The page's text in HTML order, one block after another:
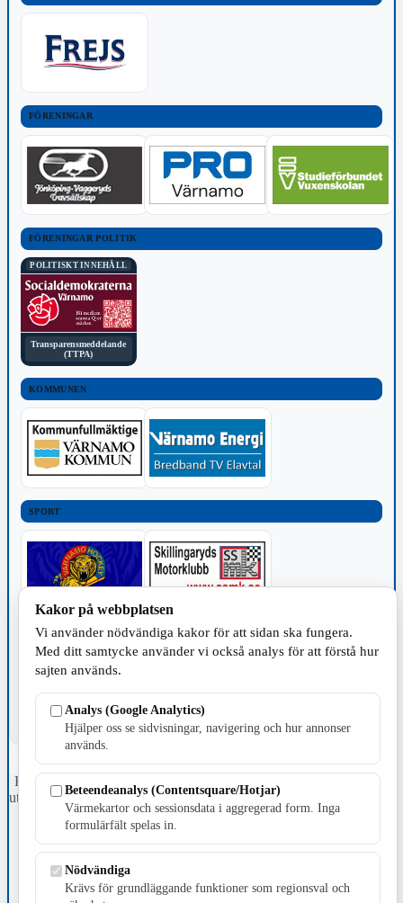
FÖRENINGAR
FÖRENINGAR POLITIK
POLITISKT INNEHÅLL
Transparensmeddelande
(TTPA)
KOMMUNEN
SPORT
TILLVERKNING
Fristående webbtidningsföretag grundat 1991 som sedan 2002 ger
ut tidningen Skillingaryd.nu och 2010 lanserades Värnamo.nu. Från
april 2026 omfattar Skillingaryd.nu tre kommuner: Gnosjö,
Värnamo och Vaggeryds kommun.
E-post: redaktionen@skillingaryd.nu
Postadress: Gisslaköp 1, 568 92 Skillingaryd
Kakor på webbplatsen
Vi använder nödvändiga kakor för att sidan ska fungera.
Med ditt samtycke använder vi också analys för att förstå hur
sajten används.
Analys (Google Analytics)
Hjälper oss se sidvisningar, navigering och hur annonser
används.
Beteendeanalys (Contentsquare/Hotjar)
Värmekartor och sessionsdata i aggregerad form. Inga
formulärfält spelas in.
Nödvändiga
Krävs för grundläggande funktioner som regionsval och